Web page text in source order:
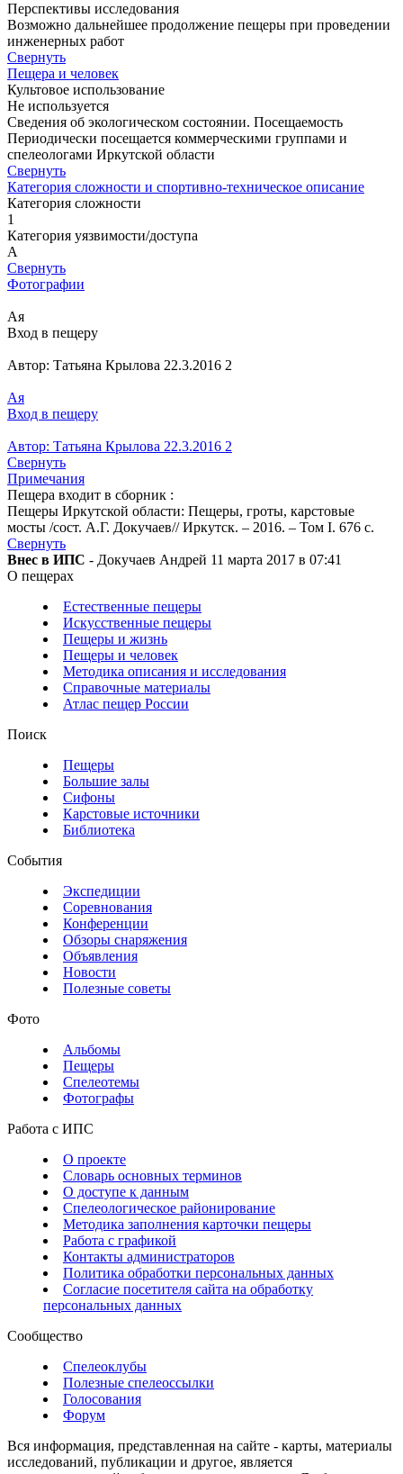
Перспективы исследования
Возможно дальнейшее продолжение пещеры при проведении
инженерных работ
Свернуть
Пещера и человек
Культовое использование
Не используется
Сведения об экологическом состоянии. Посещаемость
Периодически посещается коммерческими группами и
спелеологами Иркутской области
Свернуть
Категория сложности и спортивно-техническое описание
Категория сложности
1
Категория уязвимости/доступа
A
Свернуть
Фотографии
Ая
Вход в пещеру
Автор: Татьяна Крылова 22.3.2016 2
Ая
Вход в пещеру
Автор: Татьяна Крылова 22.3.2016 2
Свернуть
Примечания
Пещера входит в сборник :
Пещеры Иркутской области: Пещеры, гроты, карстовые
мосты /сост. А.Г. Докучаев// Иркутск. – 2016. – Том I. 676 с.
Свернуть
Внес в ИПС - Докучаев Андрей 11 марта 2017 в 07:41
О пещерах
Естественные пещеры
Искусственные пещеры
Пещеры и жизнь
Пещеры и человек
Методика описания и исследования
Справочные материалы
Атлас пещер России
Поиск
Пещеры
Большие залы
Сифоны
Карстовые источники
Библиотека
События
Экспедиции
Соревнования
Конференции
Обзоры снаряжения
Объявления
Новости
Полезные советы
Фото
Альбомы
Пещеры
Спелеотемы
Фотографы
Работа с ИПС
О проекте
Словарь основных терминов
О доступе к данным
Спелеологическое районирование
Методика заполнения карточки пещеры
Работа с графикой
Контакты администраторов
Политика обработки персональных данных
Согласие посетителя сайта на обработку
персональных данных
Сообщество
Спелеоклубы
Полезные спелеоссылки
Голосования
Форум
Вся информация, представленная на сайте - карты, материалы
исследований, публикации и другое, является